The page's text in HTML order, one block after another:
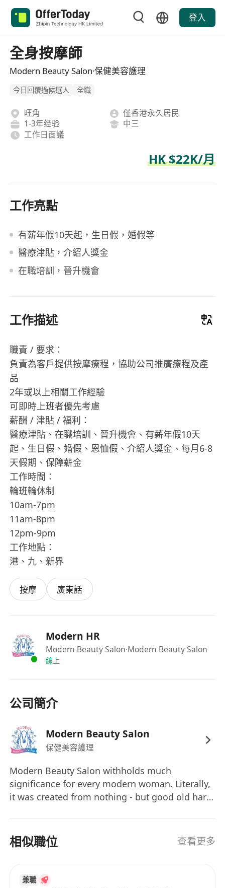
登入
全身按摩師
Modern Beauty Salon·保健美容護理
今日回覆過候選人 全職
旺角
僅香港永久居民
1-3年经验
中三
工作日面議
HK $22K/月
工作亮點
有薪年假10天起，生日假，婚假等
醫療津貼，介紹人獎金
在職培訓，晉升機會
工作描述
職責 / 要求：
負責為客戶提供按摩療程，協助公司推廣療程及產
品
2年或以上相關工作經驗
可即時上班者優先考慮
薪酬 / 津貼 / 福利：
醫療津貼、在職培訓、晉升機會、有薪年假10天
起、生日假、婚假、恩恤假、介紹人獎金、每月6-8
天假期、保障薪金
工作時間：
輪班輪休制
10am-7pm
11am-8pm
12pm-9pm
工作地點：
港、九、新界
按摩 廣東話
Modern HR
Modern Beauty Salon·Modern Beauty Salon
線上
公司簡介
Modern Beauty Salon
保健美容護理
Modern Beauty Salon withholds much
significance for every modern woman. Literally,
it was created from nothing - but good old hard
we succeed against all odds.
相似職位 查看更多
兼職